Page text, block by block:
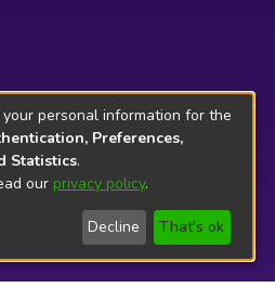
personal information for the
Preferences,
Statistics.
our privacy policy.
Decline That's ok